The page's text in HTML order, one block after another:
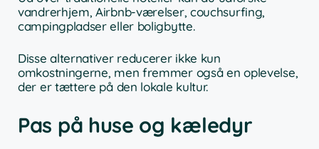
vandrerhjem, Airbnb-værelser, couchsurfing,
campingpladser eller boligbytte.
Disse alternativer reducerer ikke kun
omkostningerne, men fremmer også en oplevelse,
der er tættere på den lokale kultur.
Pas på huse og kæledyr